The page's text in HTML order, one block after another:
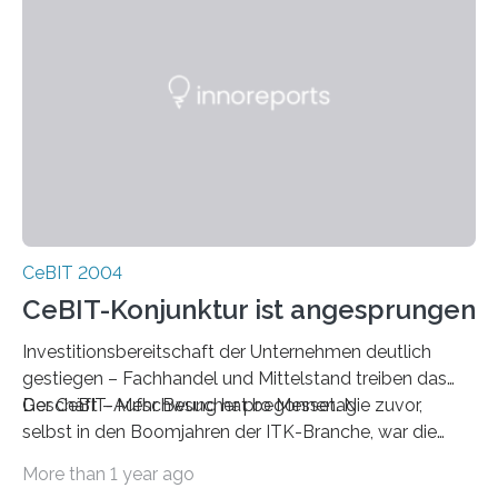
CeBIT 2004
CeBIT-Konjunktur ist angesprungen
Investitionsbereitschaft der Unternehmen deutlich
gestiegen – Fachhandel und Mittelstand treiben das
Geschäft – Mehr Besucher pro Messetag
Der CeBIT-Aufschwung hat begonnen. Nie zuvor,
selbst in den Boom­jahren der ITK-Branche, war die
CeBIT zur Information und zur Beschaffung nutzen,
More than 1 year ago